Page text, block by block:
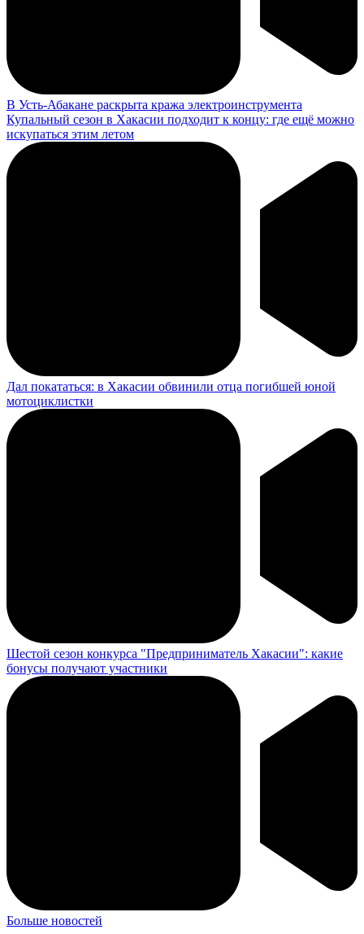
В Усть-Абакане раскрыта кража электроинструмента
Купальный сезон в Хакасии подходит к концу: где ещё можно
искупаться этим летом
Дал покататься: в Хакасии обвинили отца погибшей юной
мотоциклистки
Шестой сезон конкурса "Предприниматель Хакасии": какие
бонусы получают участники
Больше новостей